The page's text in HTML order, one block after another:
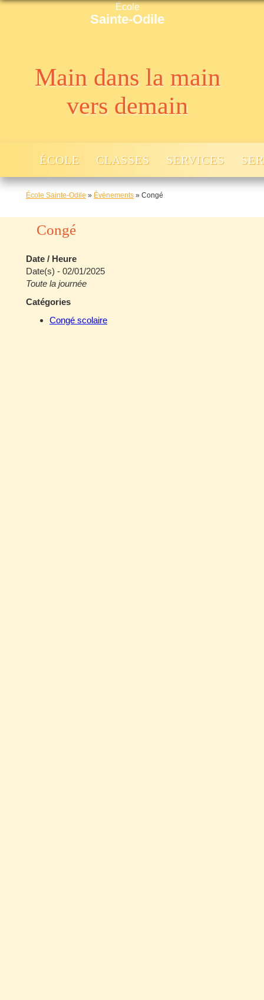
École
Sainte-Odile
Main dans la main
vers demain
ÉCOLE CLASSES SERVICES
École Sainte-Odile » Évènements » Congé
Congé
Date / Heure
Date(s) - 02/01/2025
Toute la journée
Catégories
Congé scolaire